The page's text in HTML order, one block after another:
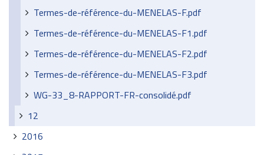
Termes-de-référence-du-MENELAS-F.pdf
Termes-de-référence-du-MENELAS-F1.pdf
Termes-de-référence-du-MENELAS-F2.pdf
Termes-de-référence-du-MENELAS-F3.pdf
WG-33_8-RAPPORT-FR-consolidé.pdf
12
2016